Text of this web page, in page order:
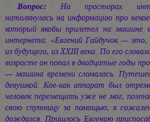
Вопрос: На просторах
натолкнулась на информацию про
который якобы прилетел на машине
интернета: «Евгений Гайдучок —
из будущего, из ХХIII века. По его
возрасте он попал в двадцатые годы
— машина времени сломалась.
девушкой. Кое-как аппарат был
человек перемещать уже не мог,
свою спутницу за помощью, к
дождался. Пришлось Евгению